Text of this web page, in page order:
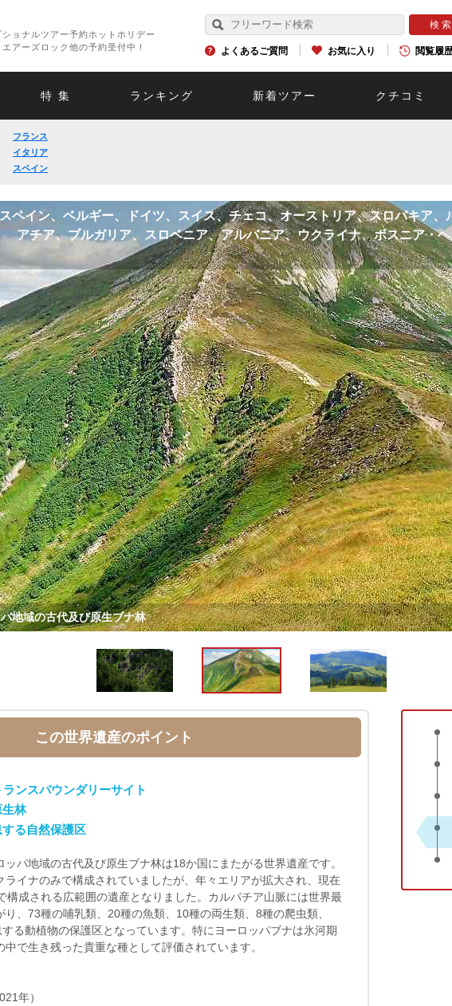
ョナルツアー予約ホットホリデー
アーズロック他の予約受付中！
よくあるご質問 お気に入り 閲覧履
特 集 ランキング 新着ツアー クチコミ
フランス
イタリア
スペイン
地域の古代及び原生ブナ林
ペイン、ベルギー、ドイツ、スイス、チェコ、オーストリア、スロバキア、
アチア、ブルガリア、スロベニア、アルバニア、ウクライナ、ボスニア・
この世界遺産のポイント
ランスバウンダリーサイト
生林
する自然保護区
パ地域の古代及び原生ブナ林は18か国にまたがる世界遺産です。
ライナのみで構成されていましたが、年々エリアが拡大され、現在
構成される広範囲の遺産となりました。カルパチア山脈には世界最
、73種の哺乳類、20種の魚類、10種の両生類、8種の爬虫類、
る動植物の保護区となっています。特にヨーロッパブナは氷河期
で生き残った貴重な種として評価されています。
年）